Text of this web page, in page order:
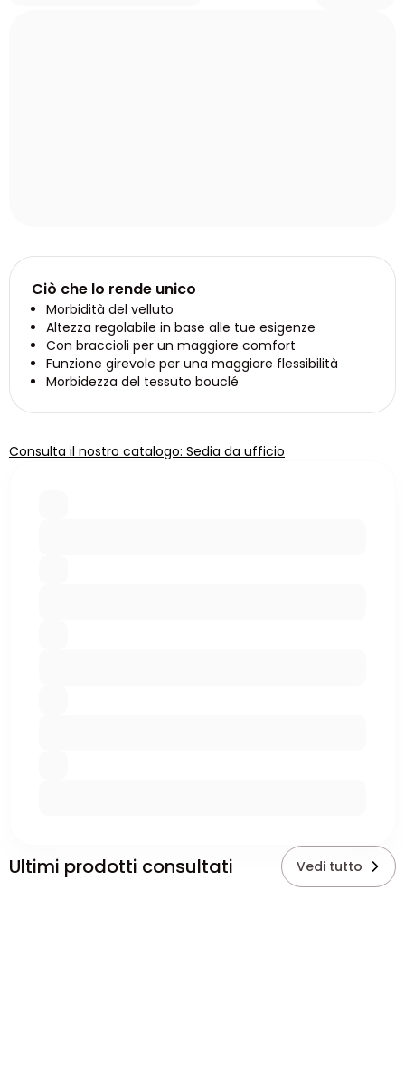
Ciò che lo rende unico
Morbidità del velluto
Altezza regolabile in base alle tue esigenze
Con braccioli per un maggiore comfort
Funzione girevole per una maggiore flessibilità
Morbidezza del tessuto bouclé
Consulta il nostro catalogo: Sedia da ufficio
Ultimi prodotti consultati Vedi tutto